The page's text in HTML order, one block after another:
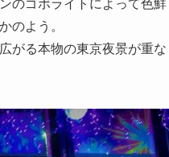
のゴボライトによって色鮮
のよう。
がる本物の東京夜景が重な